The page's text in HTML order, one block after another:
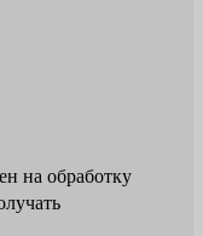
на обработку